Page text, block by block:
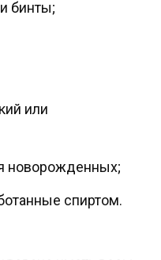
бинты;
или
новорожденных;
спиртом.